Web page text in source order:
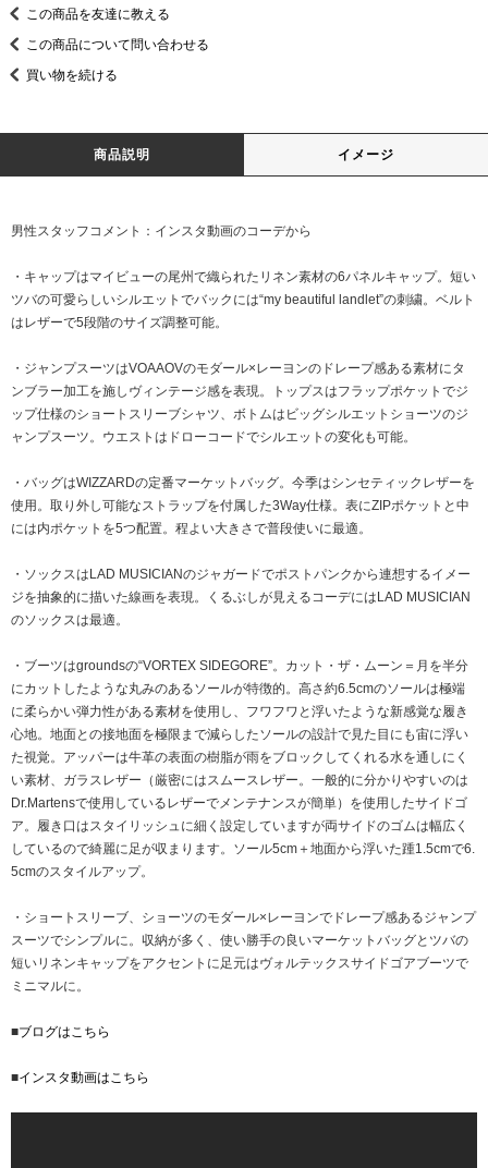
この商品を友達に教える
この商品について問い合わせる
買い物を続ける
商品説明 イメージ
男性スタッフコメント：インスタ動画のコーデから
・キャップはマイビューの尾州で織られたリネン素材の6パネルキャップ。短い
ツバの可愛らしいシルエットでバックには“my beautiful landlet”の刺繍。ベルト
はレザーで5段階のサイズ調整可能。
・ジャンプスーツはVOAAOVのモダール×レーヨンのドレープ感ある素材にタ
ンブラー加工を施しヴィンテージ感を表現。トップスはフラップポケットでジ
ップ仕様のショートスリーブシャツ、ボトムはビッグシルエットショーツのジ
ャンプスーツ。ウエストはドローコードでシルエットの変化も可能。
・バッグはWIZZARDの定番マーケットバッグ。今季はシンセティックレザーを
使用。取り外し可能なストラップを付属した3Way仕様。表にZIPポケットと中
には内ポケットを5つ配置。程よい大きさで普段使いに最適。
・ソックスはLAD MUSICIANのジャガードでポストパンクから連想するイメー
ジを抽象的に描いた線画を表現。くるぶしが見えるコーデにはLAD MUSICIAN
のソックスは最適。
・ブーツはgroundsの“VORTEX SIDEGORE”。カット・ザ・ムーン＝月を半分
にカットしたような丸みのあるソールが特徴的。高さ約6.5cmのソールは極端
に柔らかい弾力性がある素材を使用し、フワフワと浮いたような新感覚な履き
心地。地面との接地面を極限まで減らしたソールの設計で見た目にも宙に浮い
た視覚。アッパーは牛革の表面の樹脂が雨をブロックしてくれる水を通しにく
い素材、ガラスレザー（厳密にはスムースレザー。一般的に分かりやすいのは
Dr.Martensで使用しているレザーでメンテナンスが簡単）を使用したサイドゴ
ア。履き口はスタイリッシュに細く設定していますが両サイドのゴムは幅広く
しているので綺麗に足が収まります。ソール5cm＋地面から浮いた踵1.5cmで6.
5cmのスタイルアップ。
・ショートスリーブ、ショーツのモダール×レーヨンでドレープ感あるジャンプ
スーツでシンプルに。収納が多く、使い勝手の良いマーケットバッグとツバの
短いリネンキャップをアクセントに足元はヴォルテックスサイドゴアブーツで
ミニマルに。
■ブログはこちら
■インスタ動画はこちら